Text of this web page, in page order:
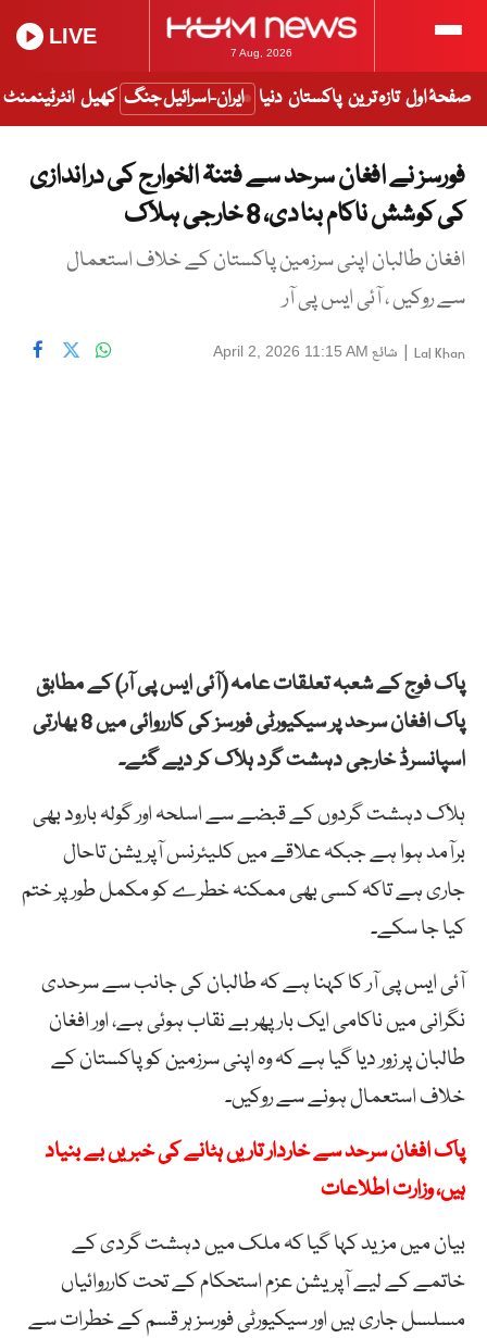
7 Aug, 2026
LIVE
صفحۂ اول تازہ ترین پاکستان دنیا ایران-اسرائیل جنگ کھیل انٹرٹینمنٹ
فورسز نے افغان سرحد سے فتنۃ الخوارج کی دراندازی
کی کوشش ناکام بنا دی، 8 خارجی ہلاک
افغان طالبان اپنی سرزمین پاکستان کے خلاف استعمال
سے روکیں ، آئی ایس پی آر
Lal Khan
| شائع April 2, 2026 11:15 AM
پاک فوج کے شعبہ تعلقات عامہ (آئی ایس پی آر) کے مطابق
پاک افغان سرحد پر سیکیورٹی فورسز کی کارروائی میں 8 بھارتی
اسپانسرڈ خارجی دہشت گرد ہلاک کر دیے گئے۔
ہلاک دہشت گردوں کے قبضے سے اسلحہ اور گولہ بارود بھی
برآمد ہوا ہے جبکہ علاقے میں کلیئرنس آپریشن تاحال
جاری ہے تاکہ کسی بھی ممکنہ خطرے کو مکمل طور پر ختم
کیا جا سکے۔
آئی ایس پی آر کا کہنا ہے کہ طالبان کی جانب سے سرحدی
نگرانی میں ناکامی ایک بار پھر بے نقاب ہوئی ہے، اور افغان
طالبان پر زور دیا گیا ہے کہ وہ اپنی سرزمین کو پاکستان کے
خلاف استعمال ہونے سے روکیں۔
پاک افغان سرحد سے خاردار تاریں ہٹانے کی خبریں بے بنیاد
ہیں، وزارت اطلاعات
بیان میں مزید کہا گیا کہ ملک میں دہشت گردی کے
خاتمے کے لیے آپریشن عزم استحکام کے تحت کارروائیاں
مسلسل جاری ہیں اور سیکیورٹی فورسز ہر قسم کے خطرات سے